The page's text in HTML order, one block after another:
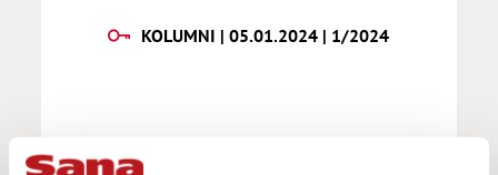
KOLUMNI | 05.01.2024 | 1/2024